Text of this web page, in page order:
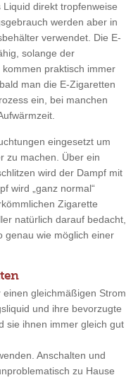
direkt tropfenweise
werden aber in
verwendet. Die E-
solange der
praktisch immer
man die E-Zigaretten
ein, bei manchen
eingesetzt um
zu machen. Über ein
wird der Dampf mit
wird „ganz normal“
Zigarette
natürlich darauf bedacht,
genau wie möglich einer
gleichmäßigen Strom
und ihre bevorzugte
sie ihnen immer gleich gut
Anschalten und
zu Hause